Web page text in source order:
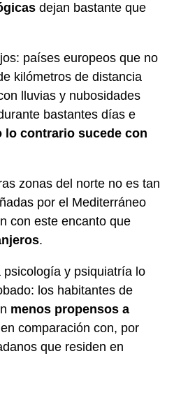
dejan bastante que
países europeos que no
kilómetros de distancia
lluvias y nubosidades
bastantes días e
lo contrario sucede con
zonas del norte no es tan
por el Mediterráneo
con este encanto que
.
y psiquiatría lo
los habitantes de
menos propensos a
en comparación con, por
que residen en